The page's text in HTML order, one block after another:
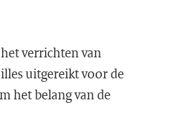
verrichten van
uitgereikt voor de
het belang van de